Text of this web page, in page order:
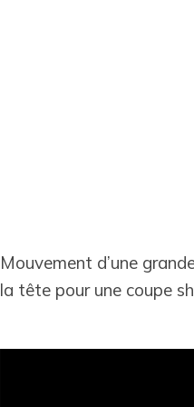
Mouvement d’une
la tête pour une coupe